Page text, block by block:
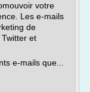
votre
Les e-mails
de
et
e-mails que...